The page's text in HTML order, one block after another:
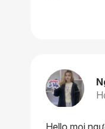
Hello mọi